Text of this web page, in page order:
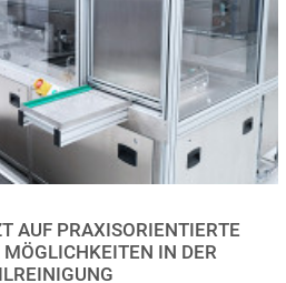
AUF PRAXISORIENTIERTE
IN DER